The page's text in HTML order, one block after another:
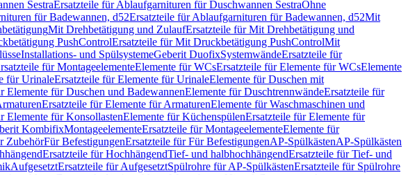
SestraErsatzteile für Ablaufgarnituren für Duschwannen SestraOhne
für Badewannen, d52Ersatzteile für Ablaufgarnituren für Badewannen, d52Mit
Mit Drehbetätigung und ZulaufErsatzteile für Mit Drehbetätigung und
PushControlErsatzteile für Mit Druckbetätigung PushControlMit
Installations- und SpülsystemeGeberit DuofixSystemwändeErsatzteile für
für MontageelementeElemente für WCsErsatzteile für Elemente für WCsElemente
für UrinaleErsatzteile für Elemente für UrinaleElemente für Duschen mit
Elemente für Duschen und BadewannenElemente für DuschtrennwändeErsatzteile für
Ersatzteile für Elemente für ArmaturenElemente für Waschmaschinen und
Elemente für KonsollastenElemente für KüchenspülenErsatzteile für Elemente für
KombifixMontageelementeErsatzteile für MontageelementeElemente für
ZubehörFür BefestigungenErsatzteile für Für BefestigungenAP-SpülkästenAP-Spülkästen
Ersatzteile für HochhängendTief- und halbhochhängendErsatzteile für Tief- und
AufgesetztErsatzteile für AufgesetztSpülrohre für AP-SpülkästenErsatzteile für Spülrohre